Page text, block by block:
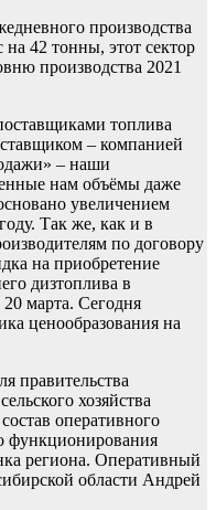
производства
42 тонны, этот сектор
производства 2021
топлива
– компанией
– наши
нам объёмы даже
увеличением
Так же, как и в
по договору
на приобретение
дизтоплива в
марта. Сегодня
ценообразования на
правительства
хозяйства
оперативного
функционирования
региона. Оперативный
области Андрей